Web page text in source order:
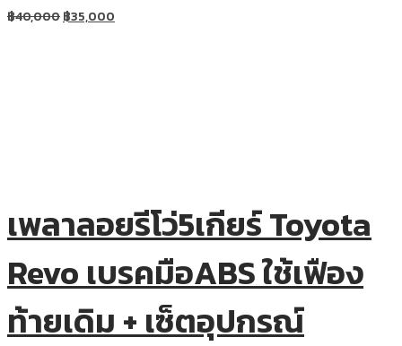
฿40,000฿35,000
เพลาลอยรีโว่5เกียร์ Toyota
Revo เบรคมือABS ใช้เฟือง
ท้ายเดิม + เซ็ตอุปกรณ์